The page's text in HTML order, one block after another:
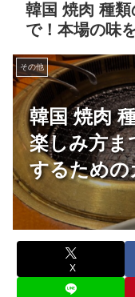
韓国 焼肉 種類
で！本場の味
韓国 焼肉
楽しみ方ま
するための
その他
X